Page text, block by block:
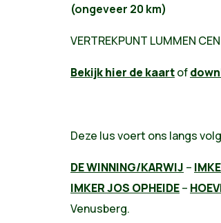
(ongeveer 20 km)
VERTREKPUNT LUMMEN
Bekijk hier de kaartof
Deze lus voert ons langs
DE WINNING/KARWIJ –
IMKER JOS OPHEIDE–
Venusberg.